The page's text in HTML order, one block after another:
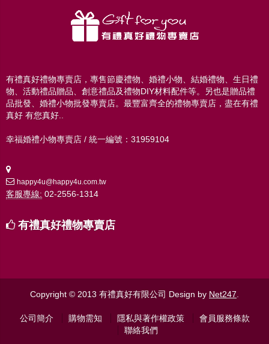
有禮真好禮物專賣店，專售節慶禮物、婚禮小物、結婚禮物、生日禮
物、活動禮品贈品、創意禮品及禮物DIY材料配件等。另也是贈品禮
品批發、婚禮小物批發專賣店。最豐富齊全的禮物專賣店，盡在有禮
真好 有您真好..
幸福婚禮小物專賣店 / 統一編號：31959104
happy4u@happy4u.com.tw
客服專線: 02-2556-1314
有禮真好禮物專賣店
Copyright © 2013 有禮真好有限公司 Design by Net247
公司簡介 購物需知 隱私與著作權政策
會員服務條款
聯絡我們